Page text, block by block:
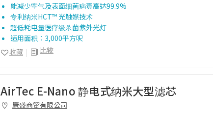
能减少空气及表面细菌病毒高达99.9%
专利纳米HCT™ 光触媒技术
超低耗电量医疗级杀菌紫外光灯
适用面积：3,000平方呎
比较
收藏
AirTec E-Nano 静电式纳米大型滤芯
康盛商贸有限公司